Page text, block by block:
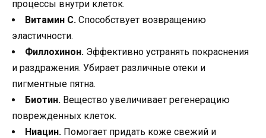
процессы внутри клеток.
Витамин С. Способствует возвращению
эластичности.
Филлохинон. Эффективно устранять покраснения
и раздражения. Убирает различные отеки и
пигментные пятна.
Биотин. Вещество увеличивает регенерацию
поврежденных клеток.
Ниацин. Помогает придать коже свежий и